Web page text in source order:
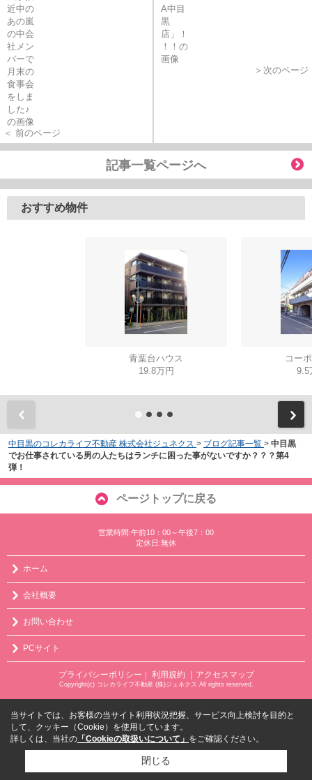
＜ 前のページ
＞次のページ
記事一覧ページへ
おすすめ物件
青葉台ハウス
19.8万円
コー
9.5
中目黒のコレカライフ不動産 株式会社ジュネクス > ブログ記事一覧 > 中目黒
でお仕事されている男の人たちはランチに困った事がないですか？？？第4
弾！
ページトップに戻る
営業時間:午前10：00～午後7：00
定休日:無休
ホーム
会社概要
お問い合わせ
PCサイト
プライバシーポリシー ｜ 利用規約 ｜アクセスマップ
Copyright(c) コレカライフ不動産 (株)ジュネクス All rights reserved.
当サイトでは、お客様の当サイト利用状況把握、サービス向上検討を目的と
して、クッキー（Cookie）を使用しています。
詳しくは、当社の 「Cookieの取扱いについて」 をご確認ください。
閉じる